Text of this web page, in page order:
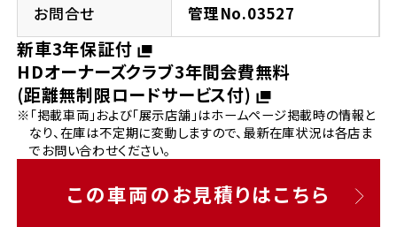
お問合せ 管理No.03527
新車3年保証付
HDオーナーズクラブ3年間会費無料
(距離無制限ロードサービス付)
※「掲載車両」および「展示店舗」はホームページ掲載時の情報と
なり、在庫は不定期に変動しますので、最新在庫状況は各店ま
でお問い合わせください。
この車両のお見積りはこちら
神奈川県
ホンダドリーム 磯子
ホンダドリーム 横浜都筑
岐阜県
ホンダドリーム 岐阜
ホンダドリーム 京都北山
兵庫県
ホンダドリーム 神戸灘
香川県
ホンダドリーム 高松
高知県